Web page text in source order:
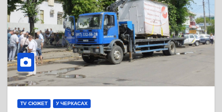
TV СЮЖЕТ У ЧЕРКАСАХ